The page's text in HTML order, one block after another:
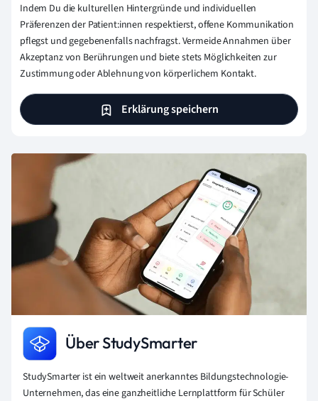
Indem Du die kulturellen Hintergründe und individuellen
Präferenzen der Patient:innen respektierst, offene Kommunikation
pflegst und gegebenenfalls nachfragst. Vermeide Annahmen über
Akzeptanz von Berührungen und biete stets Möglichkeiten zur
Zustimmung oder Ablehnung von körperlichem Kontakt.
Erklärung speichern
Über StudySmarter
StudySmarter ist ein weltweit anerkanntes Bildungstechnologie-
Unternehmen, das eine ganzheitliche Lernplattform für Schüler